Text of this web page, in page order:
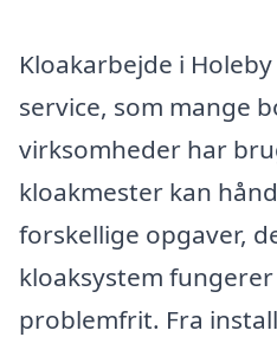
Kloakarbejde i
service, som mange
virksomheder har
kloakmester kan
forskellige opgaver,
kloaksystem
problemfrit. Fra